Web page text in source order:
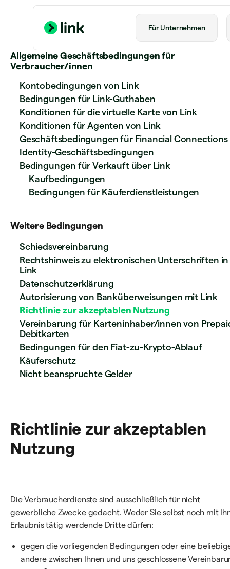
Für Unternehmen
Allgemeine Geschäftsbedingungen für
Verbraucher/innen
Kontobedingungen von Link
Bedingungen für Link-Guthaben
Konditionen für die virtuelle Karte von Link
Konditionen für Agenten von Link
Geschäftsbedingungen für Financial Connections
Identity-Geschäftsbedingungen
Bedingungen für Verkauft über Link
Kaufbedingungen
Bedingungen für Käuferdienstleistungen
Weitere Bedingungen
Schiedsvereinbarung
Rechtshinweis zu elektronischen Unterschriften in
Link
Datenschutzerklärung
Autorisierung von Banküberweisungen mit Link
Richtlinie zur akzeptablen Nutzung
Vereinbarung für Karteninhaber/innen von
Debitkarten
Bedingungen für den Fiat-zu-Krypto-Ablauf
Käuferschutz
Nicht beanspruchte Gelder
Richtlinie zur akzeptablen
Nutzung
Die Verbraucherdienste sind ausschließlich für nicht
gewerbliche Zwecke gedacht. Weder Sie selbst noch mit
Erlaubnis tätig werdende Dritte dürfen:
gegen die vorliegenden Bedingungen oder eine
andere zwischen Ihnen und uns geschlossene